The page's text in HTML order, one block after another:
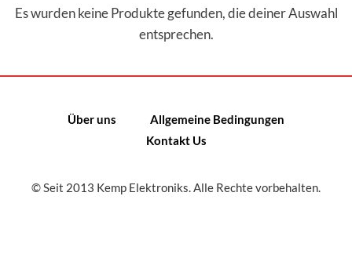
Es wurden keine Produkte gefunden, die deiner Auswahl
entsprechen.
Über uns
Allgemeine Bedingungen
Kontakt Us
© Seit 2013 Kemp Elektroniks. Alle Rechte vorbehalten.